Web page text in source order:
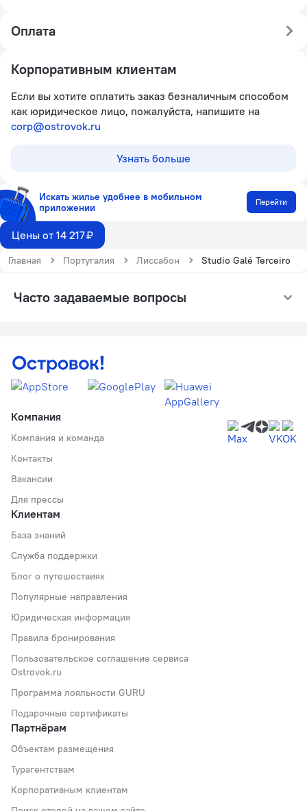
Оплата
Корпоративным клиентам
Если вы хотите оплатить заказ безналичным способом
как юридическое лицо, пожалуйста, напишите на
corp@ostrovok.ru
Узнать больше
Искать жилье удобнее в мобильном
приложении
Перейти
Цены от 14 217 ₽
Главная Португалия Лиссабон Studio Galé Terceiro
Часто задаваемые вопросы
Компания
Компания и команда
Контакты
Вакансии
Для прессы
Клиентам
База знаний
Служба поддержки
Блог о путешествиях
Популярные направления
Юридическая информация
Правила бронирования
Пользовательское соглашение сервиса
Ostrovok.ru
Программа лояльности GURU
Подарочные сертификаты
Партнёрам
Объектам размещения
Турагентствам
Корпоративным клиентам